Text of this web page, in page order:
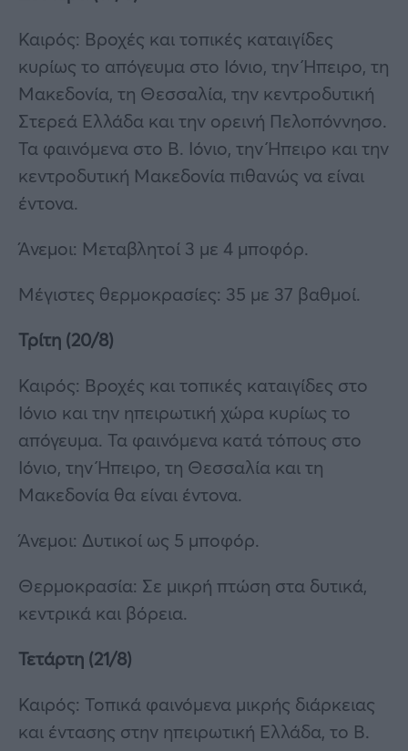
Καιρός: Βροχές και τοπικές καταιγίδες
κυρίως το απόγευμα στο Ιόνιο, την Ήπειρο, τη
Μακεδονία, τη Θεσσαλία, την κεντροδυτική
Στερεά Ελλάδα και την ορεινή Πελοπόννησο.
Τα φαινόμενα στο Β. Ιόνιο, την Ήπειρο και την
κεντροδυτική Μακεδονία πιθανώς να είναι
έντονα.
Άνεμοι: Μεταβλητοί 3 με 4 μποφόρ.
Μέγιστες θερμοκρασίες: 35 με 37 βαθμοί.
Τρίτη (20/8)
Καιρός: Βροχές και τοπικές καταιγίδες στο
Ιόνιο και την ηπειρωτική χώρα κυρίως το
απόγευμα. Τα φαινόμενα κατά τόπους στο
Ιόνιο, την Ήπειρο, τη Θεσσαλία και τη
Μακεδονία θα είναι έντονα.
Άνεμοι: Δυτικοί ως 5 μποφόρ.
Θερμοκρασία: Σε μικρή πτώση στα δυτικά,
κεντρικά και βόρεια.
Τετάρτη (21/8)
Καιρός: Τοπικά φαινόμενα μικρής διάρκειας
και έντασης στην ηπειρωτική Ελλάδα, το Β.